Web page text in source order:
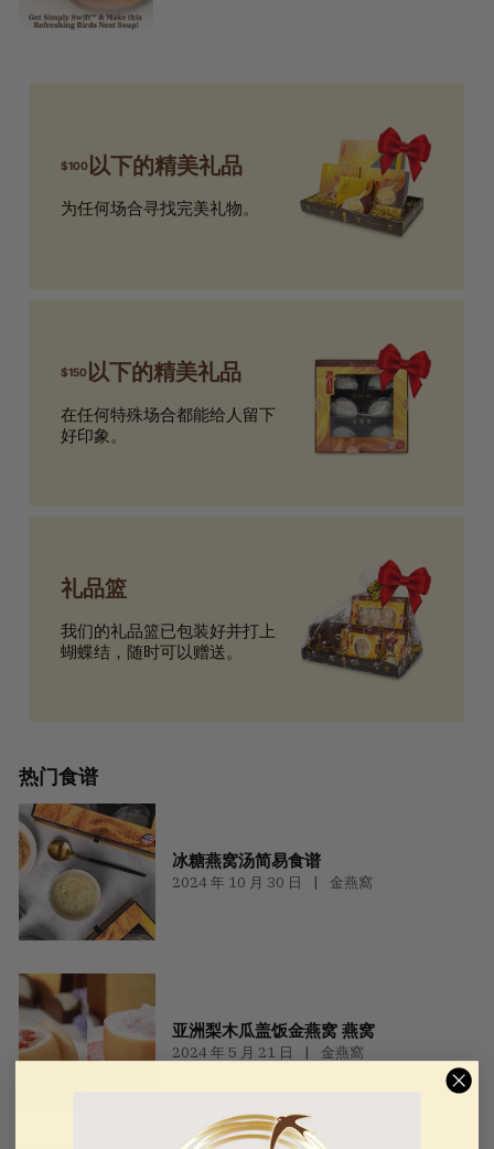
热门食谱
冰糖燕窝汤简易食谱
2024 年 10 月 30 日 金燕窩
亚洲梨木瓜盖饭金燕窝 燕窝
2024 年 5 月 21 日 金燕窩
$100 以下的精美礼品
为任何场合寻找完美礼物。
$150 以下的精美礼品
在任何特殊场合都能给人留下
好印象。
礼品篮
我们的礼品篮已包装好并打上
蝴蝶结，随时可以赠送。